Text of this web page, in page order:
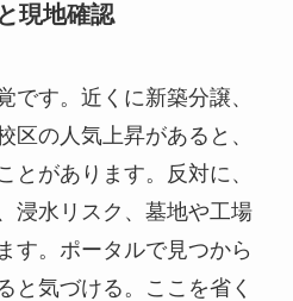
現地確認
です。近くに新築分譲、
区の人気上昇があると、
とがあります。反対に、
浸水リスク、墓地や工場
す。ポータルで見つから
と気づける。ここを省く